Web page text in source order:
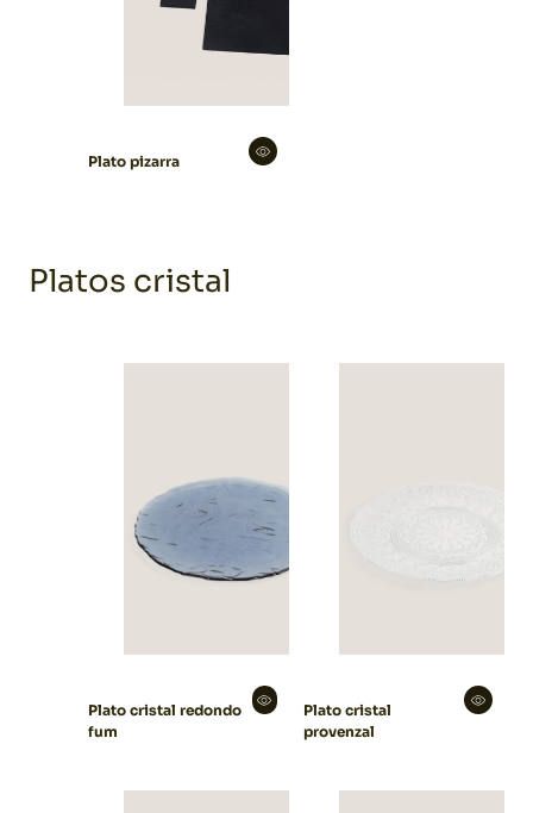
Plato pizarra
Platos cristal
Plato cristal redondo
fum
Plato cristal
provenzal